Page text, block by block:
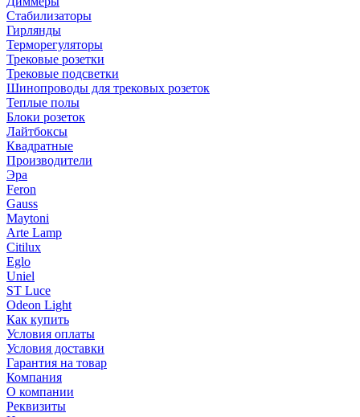
Стабилизаторы
Гирлянды
Терморегуляторы
Трековые розетки
Трековые подсветки
Шинопроводы для трековых розеток
Теплые полы
Блоки розеток
Лайтбоксы
Квадратные
Производители
Эра
Feron
Gauss
Maytoni
Arte Lamp
Citilux
Eglo
Uniel
ST Luce
Odeon Light
Как купить
Условия оплаты
Условия доставки
Гарантия на товар
Компания
О компании
Реквизиты